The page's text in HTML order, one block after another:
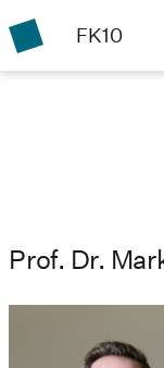
FK10
Prof. Dr.